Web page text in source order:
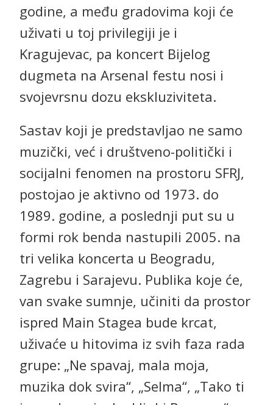
godine, a među gradovima koji će
uživati u toj privilegiji je i
Kragujevac, pa koncert Bijelog
dugmeta na Arsenal festu nosi i
svojevrsnu dozu ekskluziviteta.
Sastav koji je predstavljao ne samo
muzički, već i društveno-politički i
socijalni fenomen na prostoru SFRJ,
postojao je aktivno od 1973. do
1989. godine, a poslednji put su u
formi rok benda nastupili 2005. na
tri velika koncerta u Beogradu,
Zagrebu i Sarajevu. Publika koje će,
van svake sumnje, učiniti da prostor
ispred Main Stagea bude krcat,
uživaće u hitovima iz svih faza rada
grupe: „Ne spavaj, mala moja,
muzika dok svira“, „Selma“, „Tako ti